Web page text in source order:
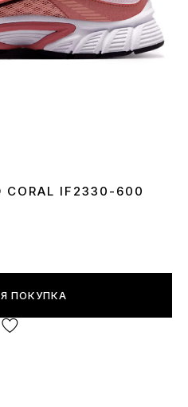
CORAL IF2330-600
ПОКУПКА